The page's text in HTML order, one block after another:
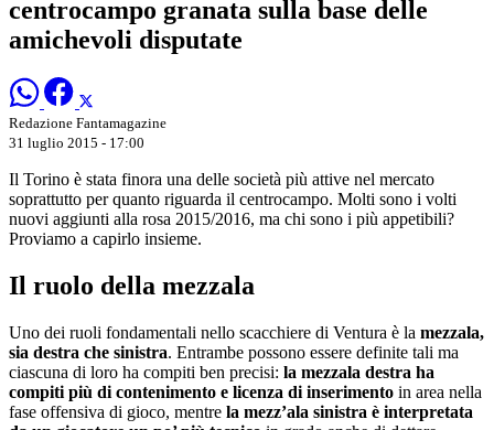
centrocampo granata sulla base delle
amichevoli disputate
Redazione Fantamagazine
31 luglio 2015 - 17:00
Il Torino è stata finora una delle società più attive nel mercato
soprattutto per quanto riguarda il centrocampo. Molti sono i volti
nuovi aggiunti alla rosa 2015/2016, ma chi sono i più appetibili?
Proviamo a capirlo insieme.
Il ruolo della mezzala
Uno dei ruoli fondamentali nello scacchiere di Ventura è la mezzala,
sia destra che sinistra. Entrambe possono essere definite tali ma
ciascuna di loro ha compiti ben precisi: la mezzala destra ha
compiti più di contenimento e licenza di inserimento in area nella
fase offensiva di gioco, mentre la mezz’ala sinistra è interpretata